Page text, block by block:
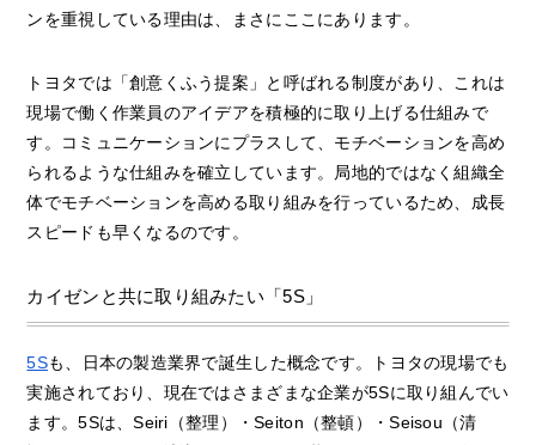
ンを重視している理由は、まさにここにあります。
トヨタでは「創意くふう提案」と呼ばれる制度があり、これは
現場で働く作業員のアイデアを積極的に取り上げる仕組みで
す。コミュニケーションにプラスして、モチベーションを高め
られるような仕組みを確立しています。局地的ではなく組織全
体でモチベーションを高める取り組みを行っているため、成長
スピードも早くなるのです。
カイゼンと共に取り組みたい「5S」
5Sも、日本の製造業界で誕生した概念です。トヨタの現場でも
実施されており、現在ではさまざまな企業が5Sに取り組んでい
ます。5Sは、Seiri（整理）・Seiton（整頓）・Seisou（清